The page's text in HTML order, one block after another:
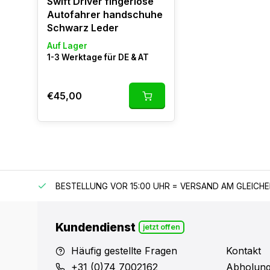
Autofahrer handschuhe
Schwarz Leder
Auf Lager
1-3 Werktage für DE & AT
€45,00
BESTELLUNG VOR 15:00 UHR = VERSAND AM
Kundendienst jetzt offen
Häufig gestellte Fragen
+31 (0)74 7002162
Kontakt